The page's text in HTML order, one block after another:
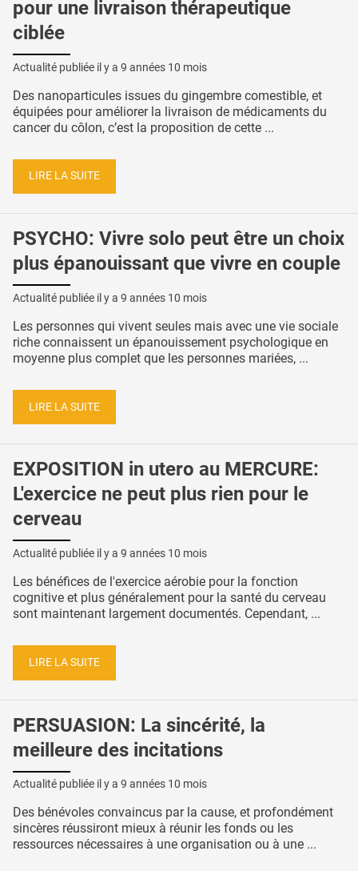
pour une livraison thérapeutique
ciblée
Actualité publiée il y a 9 années 10 mois
Des nanoparticules issues du gingembre comestible, et
équipées pour améliorer la livraison de médicaments du
cancer du côlon, c’est la proposition de cette ...
LIRE LA SUITE
PSYCHO: Vivre solo peut être un choix
plus épanouissant que vivre en couple
Actualité publiée il y a 9 années 10 mois
Les personnes qui vivent seules mais avec une vie sociale
riche connaissent un épanouissement psychologique en
moyenne plus complet que les personnes mariées, ...
LIRE LA SUITE
EXPOSITION in utero au MERCURE:
L'exercice ne peut plus rien pour le
cerveau
Actualité publiée il y a 9 années 10 mois
Les bénéfices de l'exercice aérobie pour la fonction
cognitive et plus généralement pour la santé du cerveau
sont maintenant largement documentés. Cependant, ...
LIRE LA SUITE
PERSUASION: La sincérité, la
meilleure des incitations
Actualité publiée il y a 9 années 10 mois
Des bénévoles convaincus par la cause, et profondément
sincères réussiront mieux à réunir les fonds ou les
ressources nécessaires à une organisation ou à une ...